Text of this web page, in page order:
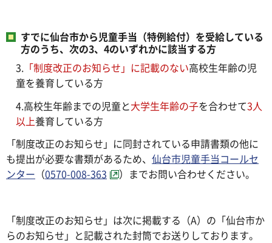
すでに仙台市から児童手当（特例給付）を受給している
方のうち、次の3、4のいずれかに該当する方
3. 「制度改正のお知らせ」に記載のない高校生年齢の児
童を養育している方
4.高校生年齢までの児童と大学生年齢の子を合わせて3人
以上養育している方
「制度改正のお知らせ」に同封されている申請書類の他に
も提出が必要な書類があるため、 仙台市児童手当コールセ
ンター （0570-008-363 ）までお問い合わせください。
「制度改正のお知らせ」は次に掲載する（A）の「仙台市か
らのお知らせ」と記載された封筒でお送りしております。